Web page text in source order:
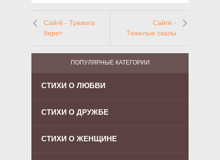
Сайгё - Тревога
берет
Сайгё -
Тяжелые скалы
ПОПУЛЯРНЫЕ КАТЕГОРИИ
СТИХИ О ЛЮБВИ
СТИХИ О ДРУЖБЕ
СТИХИ О ЖЕНЩИНЕ